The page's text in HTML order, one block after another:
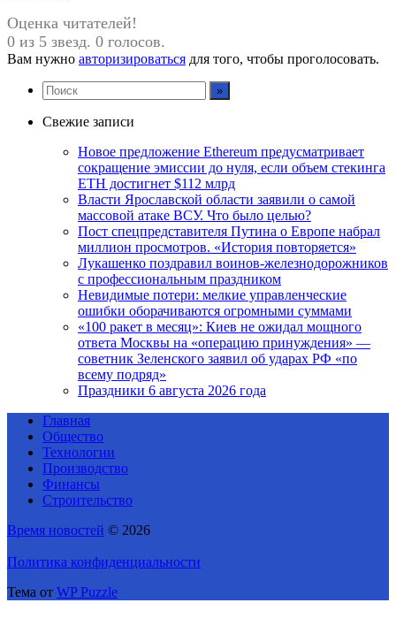
Оценка читателей!
0 из 5 звезд. 0 голосов.
Вам нужно авторизироваться для того, чтобы проголосовать.
Свежие записи
Новое предложение Ethereum предусматривает
сокращение эмиссии до нуля, если объем стекинга
ETH достигнет $112 млрд
Власти Ярославской области заявили о самой
массовой атаке ВСУ. Что было целью?
Пост спецпредставителя Путина о Европе набрал
миллион просмотров. «История повторяется»
Лукашенко поздравил воинов-железнодорожников
с профессиональным праздником
Невидимые потери: мелкие управленческие
ошибки оборачиваются огромными суммами
«100 ракет в месяц»: Киев не ожидал мощного
ответа Москвы на «операцию принуждения» —
советник Зеленского заявил об ударах РФ «по
всему подряд»
Праздники 6 августа 2026 года
Главная
Общество
Технологии
Производство
Финансы
Строительство
Время новостей © 2026
Политика конфиденциальности
Тема от WP Puzzle